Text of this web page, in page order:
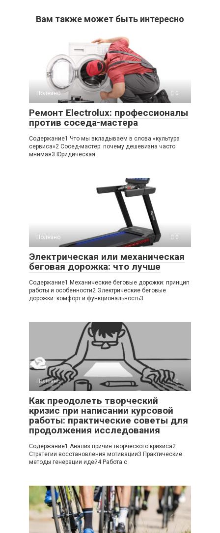
Вам также может быть интересно
Полезно 0
Ремонт Electrolux: профессионалы
против соседа-мастера
Содержание1 Что мы вкладываем в слова «культура
сервиса»2 Сосед-мастер: почему дешевизна часто
мнимая3 Юридическая
Полезно 0
Электрическая или механическая
беговая дорожка: что лучше
Содержание1 Механические беговые дорожки: принцип
работы и особенности2 Электрические беговые
дорожки: комфорт и функциональность3
Полезно 0
Как преодолеть творческий
кризис при написании курсовой
работы: практические советы для
продолжения исследования
Содержание1 Анализ причин творческого кризиса2
Стратегии восстановления мотивации3 Практические
методы генерации идей4 Работа с